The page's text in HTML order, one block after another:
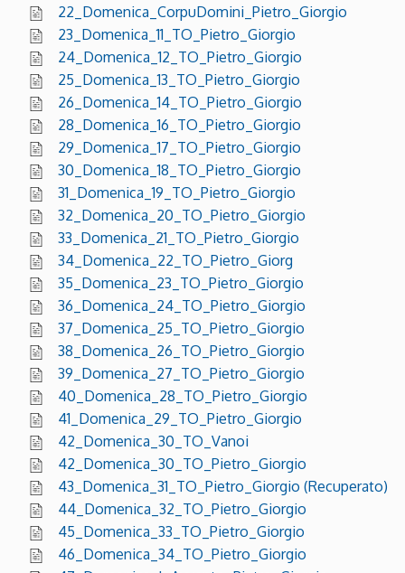
22_Domenica_CorpuDomini_Pietro_Giorgio
23_Domenica_11_TO_Pietro_Giorgio
24_Domenica_12_TO_Pietro_Giorgio
25_Domenica_13_TO_Pietro_Giorgio
26_Domenica_14_TO_Pietro_Giorgio
28_Domenica_16_TO_Pietro_Giorgio
29_Domenica_17_TO_Pietro_Giorgio
30_Domenica_18_TO_Pietro_Giorgio
31_Domenica_19_TO_Pietro_Giorgio
32_Domenica_20_TO_Pietro_Giorgio
33_Domenica_21_TO_Pietro_Giorgio
34_Domenica_22_TO_Pietro_Giorg
35_Domenica_23_TO_Pietro_Giorgio
36_Domenica_24_TO_Pietro_Giorgio
37_Domenica_25_TO_Pietro_Giorgio
38_Domenica_26_TO_Pietro_Giorgio
39_Domenica_27_TO_Pietro_Giorgio
40_Domenica_28_TO_Pietro_Giorgio
41_Domenica_29_TO_Pietro_Giorgio
42_Domenica_30_TO_Vanoi
42_Domenica_30_TO_Pietro_Giorgio
43_Domenica_31_TO_Pietro_Giorgio (Recuperato)
44_Domenica_32_TO_Pietro_Giorgio
45_Domenica_33_TO_Pietro_Giorgio
46_Domenica_34_TO_Pietro_Giorgio